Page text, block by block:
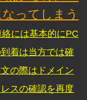
ってしまう
には基本的にPC
着は当方では確
の際はドメイン
スの確認を再度